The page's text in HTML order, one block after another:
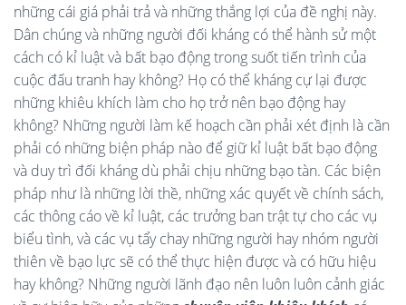
những cái giá phải trả và những thắng lợi của đề nghị này.
Dân chúng và những người đối kháng có thể hành sử một
cách có kỉ luật và bất bạo động trong suốt tiến trình của
cuộc đấu tranh hay không? Họ có thể kháng cự lại được
những khiêu khích làm cho họ trở nên bạo động hay
không? Những người làm kế hoạch cần phải xét định là cần
phải có những biện pháp nào để giữ kỉ luật bất bạo động
và duy trì đối kháng dù phải chịu những bạo tàn. Các biện
pháp như là những lời thề, những xác quyết về chính sách,
các thông cáo về kỉ luật, các trưởng ban trật tự cho các vụ
biểu tình, và các vụ tẩy chay những người hay nhóm người
thiên về bạo lực sẽ có thể thực hiện được và có hữu hiệu
hay không? Những người lãnh đạo nên luôn luôn cảnh giác